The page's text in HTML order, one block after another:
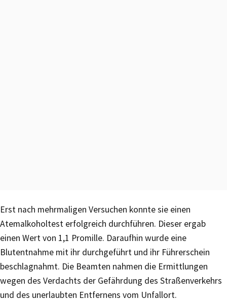
Erst nach mehrmaligen Versuchen konnte sie einen
Atemalkoholtest erfolgreich durchführen. Dieser ergab
einen Wert von 1,1 Promille. Daraufhin wurde eine
Blutentnahme mit ihr durchgeführt und ihr Führerschein
beschlagnahmt. Die Beamten nahmen die Ermittlungen
wegen des Verdachts der Gefährdung des Straßenverkehrs
und des unerlaubten Entfernens vom Unfallort.